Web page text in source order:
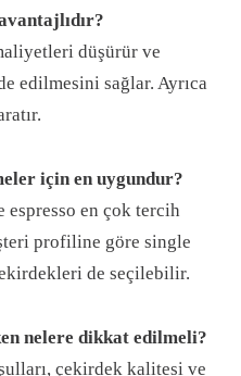
düşürür ve
edilmesini sağlar. Ayrıca
için en uygundur?
en çok tercih
profiline göre single
de seçilebilir.
nelere dikkat edilmeli?
çekirdek kalitesi ve